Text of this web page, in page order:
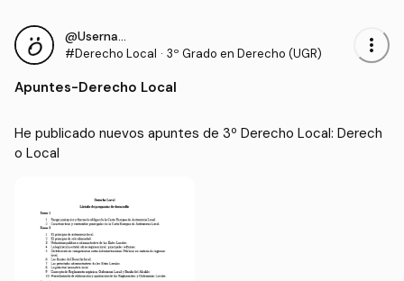
@Username19
#Derecho Local · 3º Grado en Derecho (UGR) more_vert
Apuntes-Derecho Local
He publicado nuevos apuntes de 3º Derecho Local: Derech
o Local